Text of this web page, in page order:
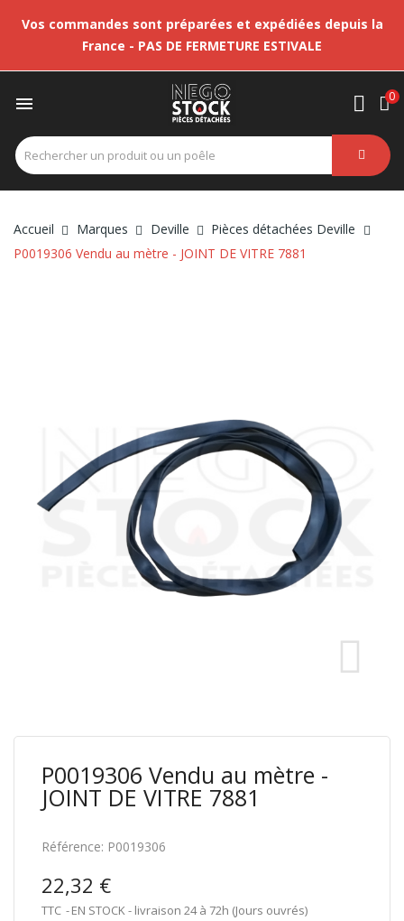
Vos commandes sont préparées et expédiées depuis la
France - PAS DE FERMETURE ESTIVALE
 0
Accueil Marques Deville
Pièces détachées Deville
P0019306 Vendu au mètre - JOINT DE VITRE 7881
P0019306 Vendu au mètre -
JOINT DE VITRE 7881
Référence: P0019306
22,32 €
TTC EN STOCK - livraison 24 à 72h (Jours ouvrés)